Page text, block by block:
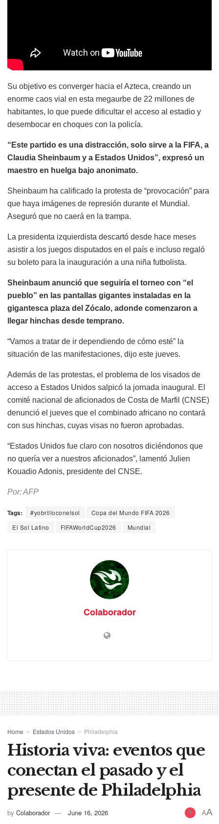
Su objetivo es converger hacia el Azteca, creando un
enorme caos vial en esta megaurbe de 22 millones de
habitantes, lo que puede dificultar el acceso al estadio y
desembocar en choques con la policía.
“Este partido es una distracción, solo sirve a la FIFA, a
Claudia Sheinbaum y a Estados Unidos”, expresó un
maestro en huelga bajo anonimato.
Sheinbaum ha calificado la protesta de “provocación” para
que haya imágenes de represión durante el Mundial.
Aseguró que no caerá en la trampa.
La presidenta izquierdista descartó desde hace meses
asistir a los juegos disputados en el país e incluso regaló
su boleto para la inauguración a una niña futbolista.
Sheinbaum anunció que seguiría el torneo con “el
pueblo” en las pantallas gigantes instaladas en la
gigantesca plaza del Zócalo, adonde comenzaron a
llegar hinchas desde temprano.
“Vamos a tratar de ir dependiendo de cómo esté” la
situación de las manifestaciones, dijo este jueves.
Además de las protestas, el problema de los visados de
acceso a Estados Unidos salpicó la jornada inaugural. El
comité nacional de aficionados de Costa de Marfil (CNSE)
denunció el jueves que el combinado africano no contará
con sus hinchas, cuyas visas no fueron aprobadas.
“Estados Unidos fue claro con nosotros diciéndonos que
no quería ver a nuestros aficionados”, lamentó Julien
Kouadio Adonis, presidente del CNSE.
Por: AFP
Tags: #yobrilloconelsol
Copa del Mundo FIFA 2026
El Sol Latino
FIFAWorldCup2026 Mundial
Colaborador
Home Estados Unidos Philadelphia
Historia viva: eventos que
conectan el pasado y el
presente de Philadelphia
by Colaborador June 16, 2026 AA